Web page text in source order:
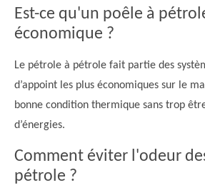
Est-ce qu'un poêle à
économique ?
Le pétrole à pétrole fait partie des
d’appoint les plus économiques sur le
bonne condition thermique sans trop
d’énergies.
Comment éviter l'odeur
pétrole ?